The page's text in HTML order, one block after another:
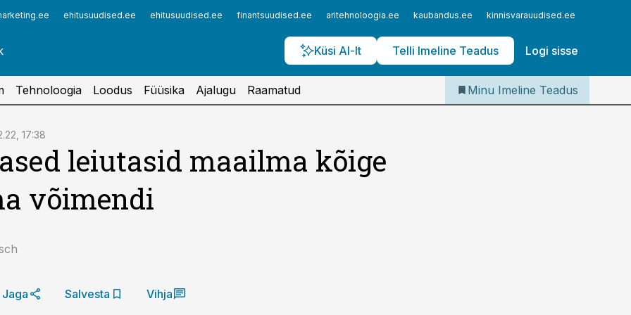
ehitusuudised.ee ehitusuudised.ee finantsuudised.ee aritehnoloogia.ee kaubandus.ee kinnisvarauudised.ee
Küsi AI-lt Telli Imeline Teadus Logi sisse
Iseteenindus
Telli Imeline Teadus
Tehnoloogia Loodus Füüsika Ajalugu Raamatud Minu Imeline Teadus
17:38
leiutasid maailma kõige
võimendi
Jaga Salvesta Vihja